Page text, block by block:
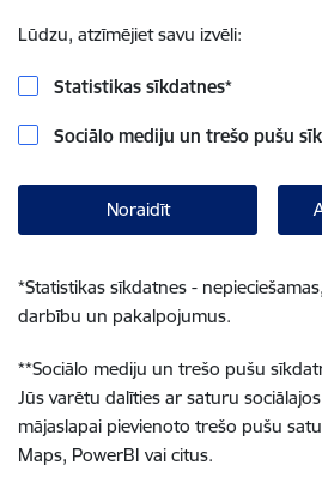
Lūdzu, atzīmējiet savu izvēli:
Statistikas sīkdatnes*
Sociālo mediju un trešo pušu
Noraidīt
*Statistikas sīkdatnes -
darbību un pakalpojumus.
**Sociālo mediju un trešo pušu
Jūs varētu dalīties ar saturu
mājaslapai pievienoto trešo pušu
Maps, PowerBI vai citus.